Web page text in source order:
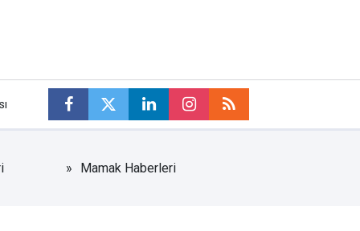
Mamak Haberleri